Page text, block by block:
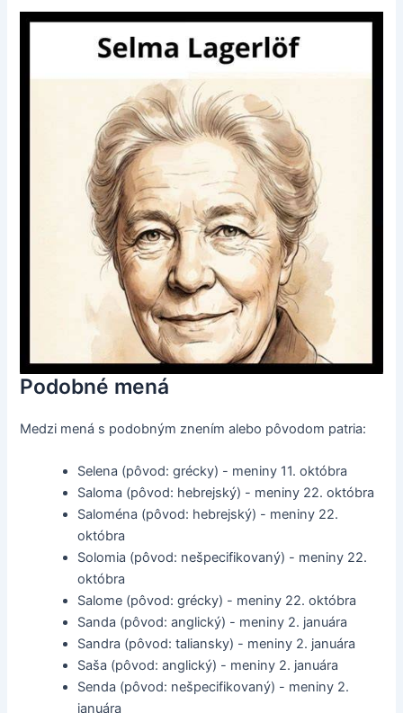
Podobné mená
Medzi mená s podobným znením alebo pôvodom patria:
Selena (pôvod: grécky) - meniny 11. októbra
Saloma (pôvod: hebrejský) - meniny 22. októbra
Saloména (pôvod: hebrejský) - meniny 22.
októbra
Solomia (pôvod: nešpecifikovaný) - meniny 22.
októbra
Salome (pôvod: grécky) - meniny 22. októbra
Sanda (pôvod: anglický) - meniny 2. januára
Sandra (pôvod: taliansky) - meniny 2. januára
Saša (pôvod: anglický) - meniny 2. januára
Senda (pôvod: nešpecifikovaný) - meniny 2.
januára